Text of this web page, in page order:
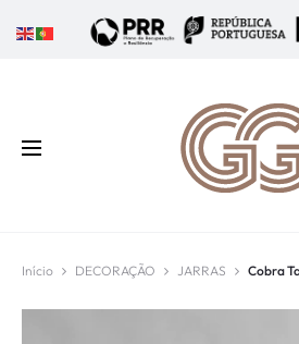
Início DECORAÇÃO JARRAS Cobra